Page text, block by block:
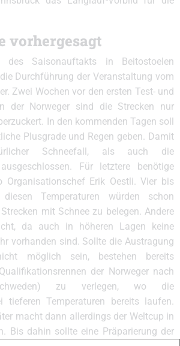
vorhergesagt
des Saisonauftakts in Beitostoelen
Durchführung der Veranstaltung vom
Zwei Wochen vor den ersten Test- und
der Norweger sind die Strecken nur
In den kommenden Tagen soll
Plusgrade und Regen geben. Damit
Schneefall, als auch die
Für letztere benötige
Organisationschef Erik Oestli. Vier bis
Temperaturen würden schon
mit Schnee zu belegen. Andere
da auch in höheren Lagen keine
vorhanden sind. Sollte die Austragung
möglich sein, bestehen bereits
der Norweger nach
zu verlegen, wo die
tieferen Temperaturen bereits laufen.
macht dann allerdings der Weltcup in
Bis dahin sollte eine Präparierung der